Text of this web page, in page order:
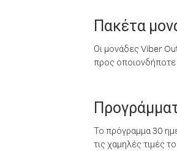
Πακέτα
Οι μονάδες Viber
προς οποιονδήποτε
Το πρόγραμμα 30
τις χαμηλές τιμές